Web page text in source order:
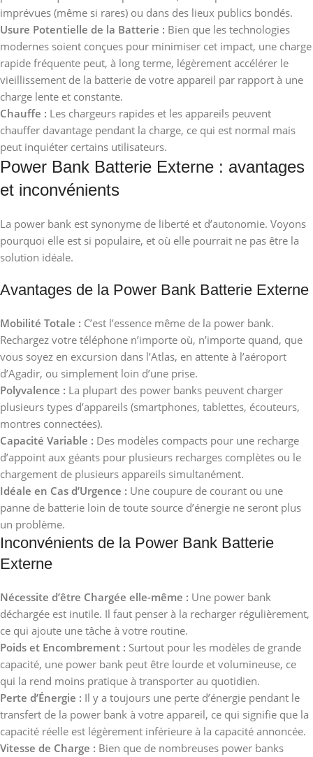
imprévues (même si rares) ou dans des lieux publics bondés.
Usure Potentielle de la Batterie : Bien que les technologies
modernes soient conçues pour minimiser cet impact, une charge
rapide fréquente peut, à long terme, légèrement accélérer le
vieillissement de la batterie de votre appareil par rapport à une
charge lente et constante.
Chauffe : Les chargeurs rapides et les appareils peuvent
chauffer davantage pendant la charge, ce qui est normal mais
peut inquiéter certains utilisateurs.
Power Bank Batterie Externe : avantages
et inconvénients
La power bank est synonyme de liberté et d’autonomie. Voyons
pourquoi elle est si populaire, et où elle pourrait ne pas être la
solution idéale.
Avantages de la Power Bank Batterie Externe
Mobilité Totale : C’est l’essence même de la power bank.
Rechargez votre téléphone n’importe où, n’importe quand, que
vous soyez en excursion dans l’Atlas, en attente à l’aéroport
d’Agadir, ou simplement loin d’une prise.
Polyvalence : La plupart des power banks peuvent charger
plusieurs types d’appareils (smartphones, tablettes, écouteurs,
montres connectées).
Capacité Variable : Des modèles compacts pour une recharge
d’appoint aux géants pour plusieurs recharges complètes ou le
chargement de plusieurs appareils simultanément.
Idéale en Cas d’Urgence : Une coupure de courant ou une
panne de batterie loin de toute source d’énergie ne seront plus
un problème.
Inconvénients de la Power Bank Batterie
Externe
Nécessite d’être Chargée elle-même : Une power bank
déchargée est inutile. Il faut penser à la recharger régulièrement,
ce qui ajoute une tâche à votre routine.
Poids et Encombrement : Surtout pour les modèles de grande
capacité, une power bank peut être lourde et volumineuse, ce
qui la rend moins pratique à transporter au quotidien.
Perte d’Énergie : Il y a toujours une perte d’énergie pendant le
transfert de la power bank à votre appareil, ce qui signifie que la
capacité réelle est légèrement inférieure à la capacité annoncée.
Vitesse de Charge : Bien que de nombreuses power banks